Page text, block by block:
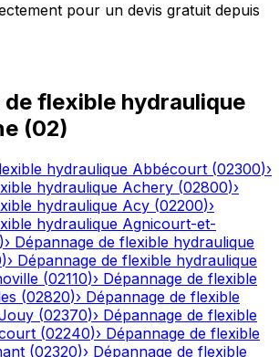
pour un devis gratuit depuis
de flexible hydraulique
(02)
hydraulique Abbécourt (02300)›
hydraulique Achery (02800)›
hydraulique Acy (02200)›
hydraulique Agnicourt-et-
)› Dépannage de flexible hydraulique
)› Dépannage de flexible hydraulique
(02110)› Dépannage de flexible
(02820)› Dépannage de flexible
(02370)› Dépannage de flexible
(02240)› Dépannage de flexible
(02320)› Dépannage de flexible